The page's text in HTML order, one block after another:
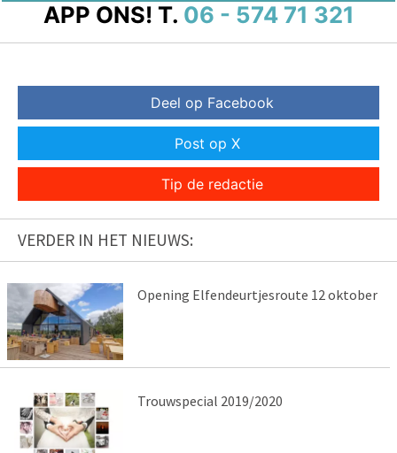
APP ONS! T. 06 - 574 71 321
Deel op Facebook
Post op X
Tip de redactie
VERDER IN HET NIEUWS:
Opening Elfendeurtjesroute 12 oktober
Trouwspecial 2019/2020